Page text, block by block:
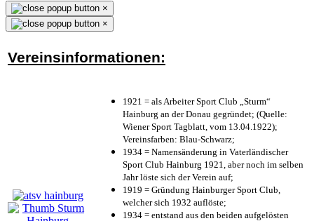
×
×
Vereinsinformationen:
1921 = als Arbeiter Sport Club „Sturm“
Hainburg an der Donau gegründet; (Quelle:
Wiener Sport Tagblatt, vom 13.04.1922);
Vereinsfarben: Blau-Schwarz;
1934 = Namensänderung in Vaterländischer
Sport Club Hainburg 1921, aber noch im selben
Jahr löste sich der Verein auf;
1919 = Gründung Hainburger Sport Club,
welcher sich 1932 auflöste;
1934 = entstand aus den beiden aufgelösten